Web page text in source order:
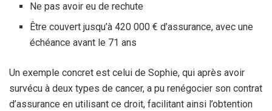
Ne pas avoir eu de rechute
Être couvert jusqu’à 420 000 € d’assurance, avec une
échéance avant le 71 ans
Un exemple concret est celui de Sophie, qui après avoir
survécu à deux types de cancer, a pu renégocier son contrat
d’assurance en utilisant ce droit, facilitant ainsi l’obtention